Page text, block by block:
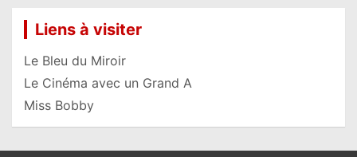
Liens à visiter
Le Bleu du Miroir
Le Cinéma avec un Grand A
Miss Bobby